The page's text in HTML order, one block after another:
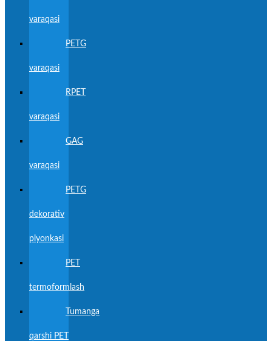
varaqasi
PETG
varaqasi
RPET
varaqasi
GAG
varaqasi
PETG
dekorativ
plyonkasi
PET
termoformlash
Tumanga
qarshi PET